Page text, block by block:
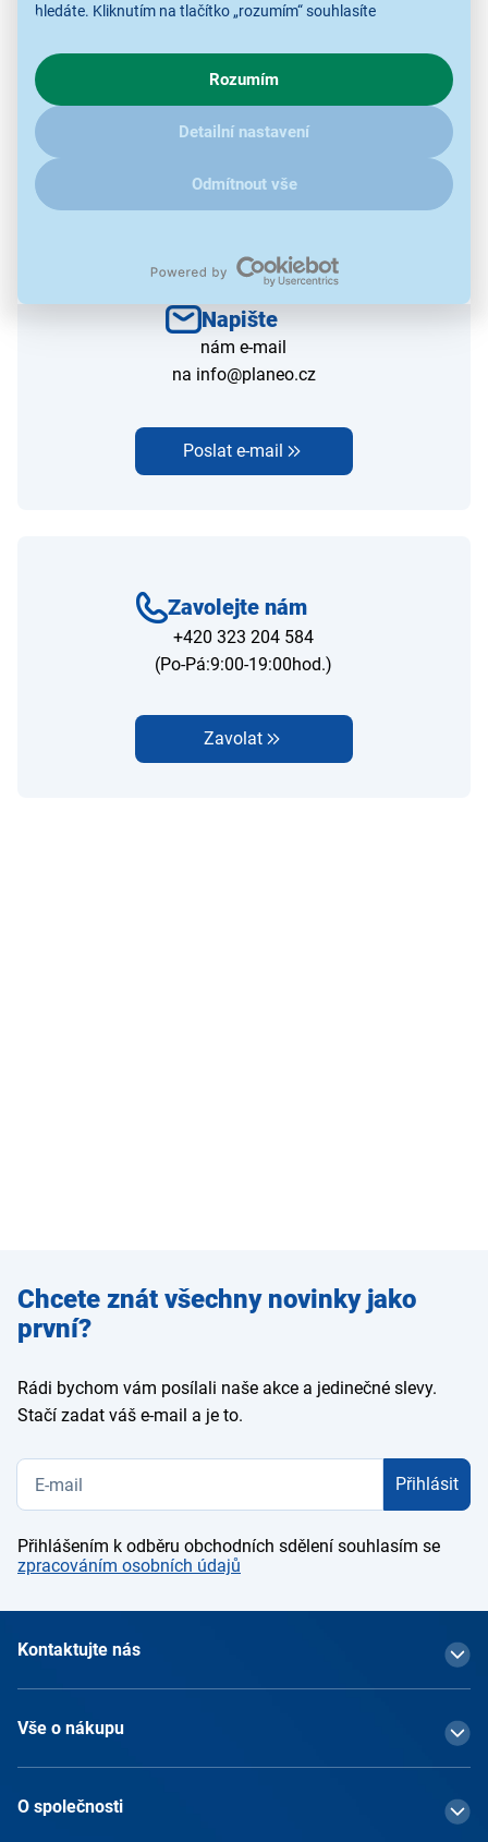
hledáte. Kliknutím na tlačítko „rozumím“ souhlasíte
chování na webu pro zobrazení cílených reklam. Pokud vás
zajímají detaily, jak u nás s cookies a dalšími údaji pracujeme,
kliknětesem.
Rozumím
Detailní nastavení
Odmítnout vše
na jednu z našich prodejen
Napište
nám e-mail
na info@planeo.cz
Poslat e-mail
Zavolejte nám
+420 323 204 584
(Po-Pá:9:00-19:00hod.)
Zavolat
Zadejte
e-mail
Chcete znát všechny novinky jako
první?
Rádi bychom vám posílali naše akce a jedinečné slevy.
Stačí zadat váš e-mail a je to.
Přihlásit
Přihlášením k odběru obchodních sdělení souhlasím se
zpracováním osobních údajů
Kontaktujte nás
Vše o nákupu
O společnosti